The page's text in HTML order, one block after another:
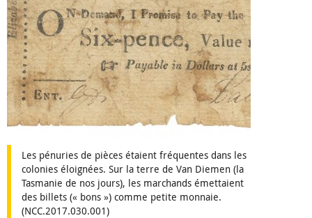
Les pénuries de pièces étaient fréquentes dans les
colonies éloignées. Sur la terre de Van Diemen (la
Tasmanie de nos jours), les marchands émettaient
des billets (« bons ») comme petite monnaie.
(NCC.2017.030.001)